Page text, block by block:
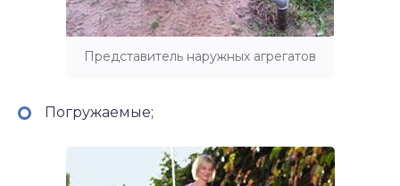
Представитель наружных агрегатов
Погружаемые;